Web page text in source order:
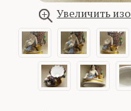
Увеличить